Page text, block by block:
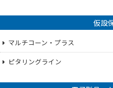
仮設
マルチコーン・プラス
ピタリングライン